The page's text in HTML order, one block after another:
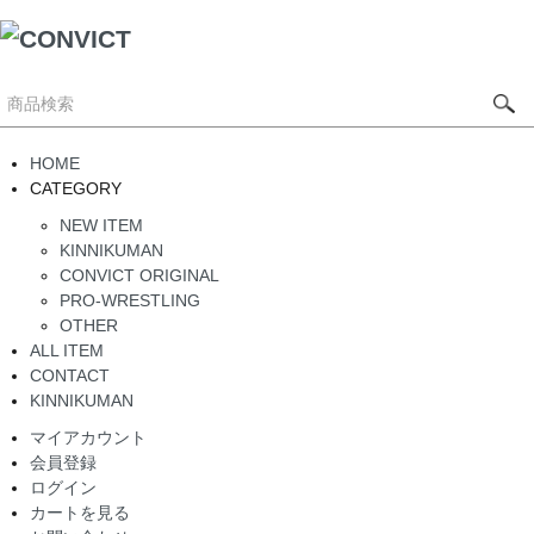
HOME
CATEGORY
NEW ITEM
KINNIKUMAN
CONVICT ORIGINAL
PRO-WRESTLING
OTHER
ALL ITEM
CONTACT
KINNIKUMAN
マイアカウント
会員登録
ログイン
カートを見る